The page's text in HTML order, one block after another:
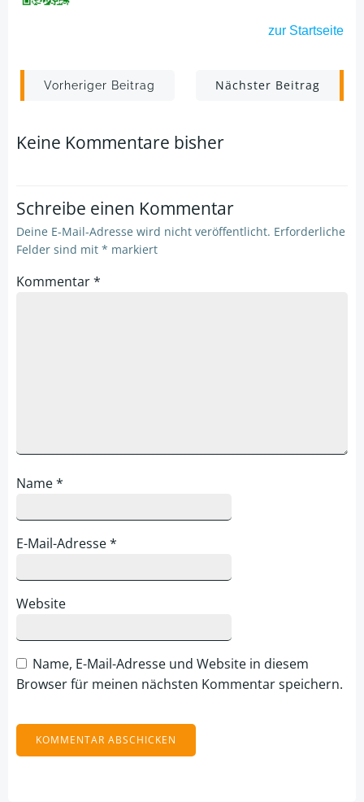
zur Startseite
Post
navigation
Vorheriger Beitrag
Post
navigation
Nächster Beitrag
Keine Kommentare bisher
Schreibe einen Kommentar
Deine E-Mail-Adresse wird nicht veröffentlicht. Erforderliche
Felder sind mit * markiert
Kommentar*
Name*
E-Mail-Adresse*
Website
Name, E-Mail-Adresse und Website in diesem
Browser für meinen nächsten Kommentar speichern.